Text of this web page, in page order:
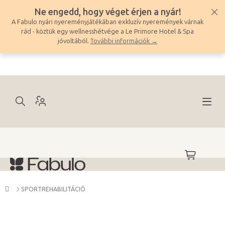
tartalomhoz
Ne engedd, hogy véget érjen a nyár!
A Fabulo nyári nyereményjátékában exkluzív nyeremények várnak
rád - köztük egy wellnesshétvége a Le Primore Hotel & Spa
jóvoltából. További információk →
KOSÁR
Kezdőlap
SPORTREHABILITÁCIÓ